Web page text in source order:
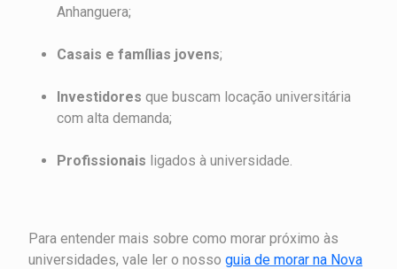
Anhanguera;
Casais e famílias jovens;
Investidores que buscam locação universitária
com alta demanda;
Profissionais ligados à universidade.
Para entender mais sobre como morar próximo às
universidades, vale ler o nosso guia de morar na Nova